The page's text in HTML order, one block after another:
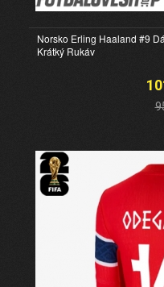
Norsko Erling Haaland #9
Krátký Rukáv